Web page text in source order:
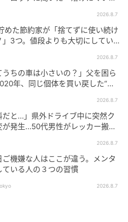
らしない電気、ガス、水道
みを、身体の底から再認識
ットの時間なのです。
な制約」を持つバイクだか
を買いに行く」目的を深く
帰宅し、熱いシャワーを浴
ゆるみ。この「日常という
ことが、私のキャンプの最
に待つ「日常」という最高
に堪能しましょう。私のこ
テクニックは、YouTube チ
2026.8.7
めた節約家が「捨てずに使い続け
」3つ。値段よりも大切にしてい
2026.8.7
うちの車は小さいの？」父を困ら
年、同じ個体を買い戻した“意
2026.8.7
だと…」県外ドライブ中に突然ク
が発生…50代男性がレッカー搬送
2026.8.7
ご機嫌な人はここが違う。メンタ
ている人の３つの習慣
2026.8.7